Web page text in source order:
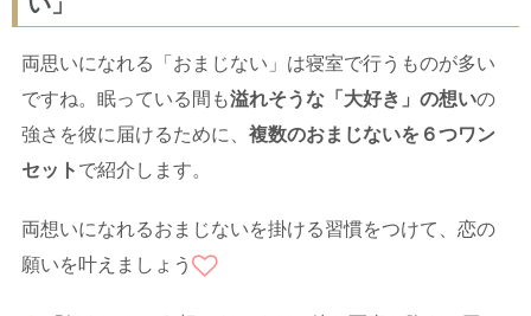
両思いになれる「おまじない」は寝室で行うものが多い
ですね。眠っている間も溢れそうな「大好き」の想いの
強さを彼に届けるために、 複数のおまじないを６つワン
セット で紹介します。
両想いになれるおまじないを掛ける習慣をつけて、恋の
願いを叶えましょう